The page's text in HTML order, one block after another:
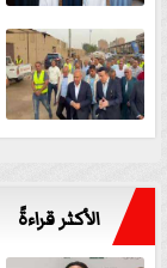
الأكثر قراءةً